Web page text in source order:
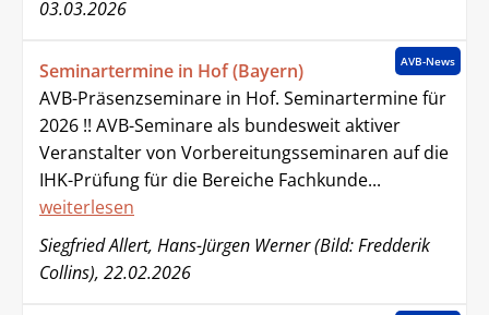
03.03.2026
AVB-News
Seminartermine in Hof (Bayern)
AVB-Präsenzseminare in Hof. Seminartermine für
2026 !! AVB-Seminare als bundesweit aktiver
Veranstalter von Vorbereitungsseminaren auf die
IHK-Prüfung für die Bereiche Fachkunde...
weiterlesen
Siegfried Allert, Hans-Jürgen Werner (Bild: Fredderik
Collins), 22.02.2026